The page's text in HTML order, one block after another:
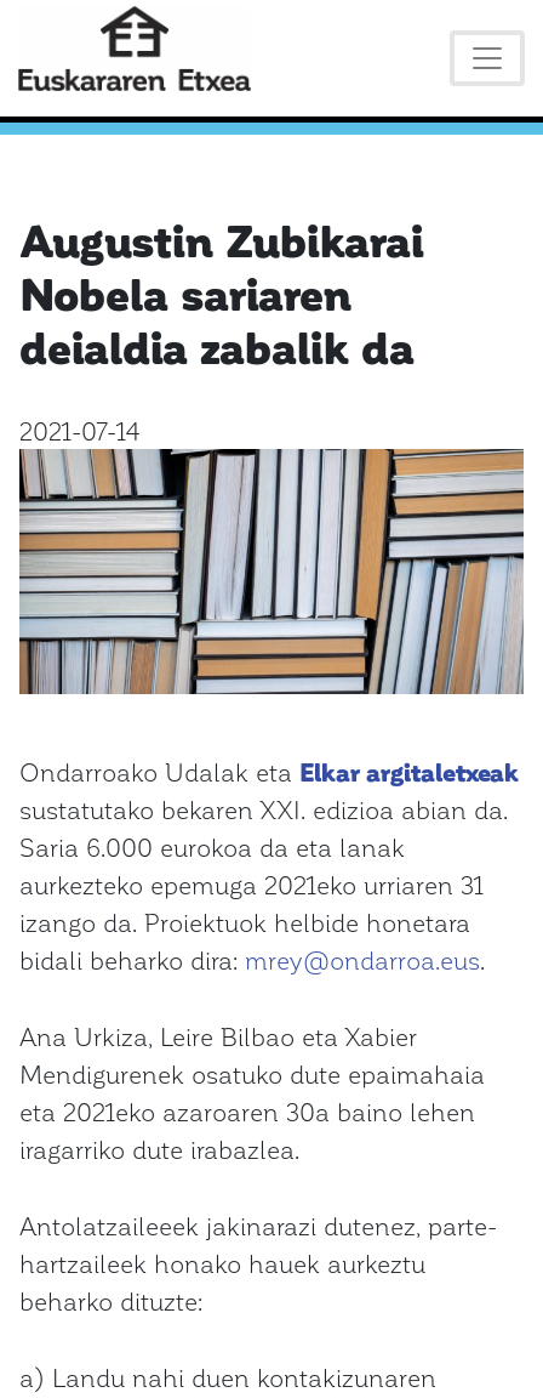
Augustin Zubikarai
Nobela sariaren
deialdia zabalik da
2021-07-14
Ondarroako Udalak eta Elkar argitaletxeak
sustatutako bekaren XXI. edizioa abian da.
Saria 6.000 eurokoa da eta lanak
aurkezteko epemuga 2021eko urriaren 31
izango da. Proiektuok helbide honetara
bidali beharko dira: mrey@ondarroa.eus.
Ana Urkiza, Leire Bilbao eta Xabier
Mendigurenek osatuko dute epaimahaia
eta 2021eko azaroaren 30a baino lehen
iragarriko dute irabazlea.
Antolatzaileeek jakinarazi dutenez, parte-
hartzaileek honako hauek aurkeztu
beharko dituzte:
a) Landu nahi duen kontakizunaren